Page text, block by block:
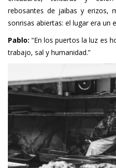
sonrisas abiertas: el lugar era un
Pablo:“En los puertos la luz es